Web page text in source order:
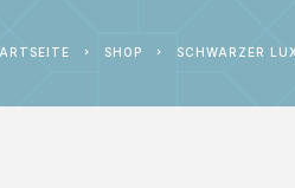
SHOP SCHWARZER